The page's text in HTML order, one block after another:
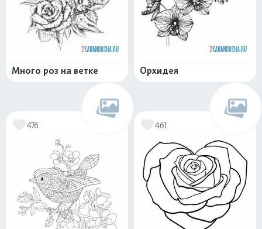
Много роз на ветке Орхидея
476 461